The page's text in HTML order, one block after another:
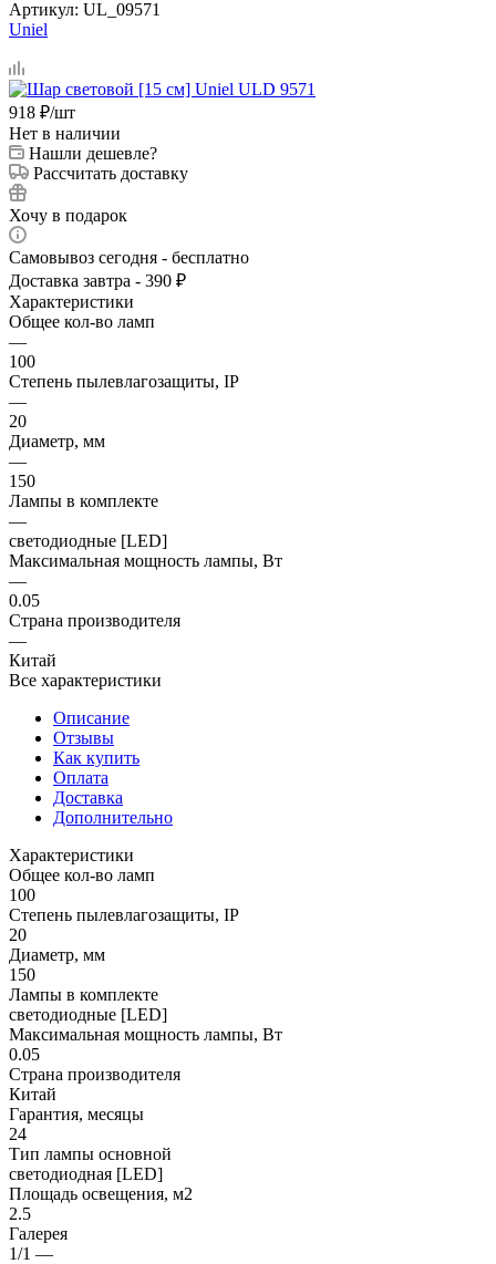
Артикул: UL_09571
Uniel
918 ₽/шт
Нет в наличии
Нашли дешевле?
Рассчитать доставку
Хочу в подарок
Самовывоз сегодня - бесплатно
Доставка завтра - 390 ₽
Характеристики
Общее кол-во ламп
—
100
Степень пылевлагозащиты, IP
—
20
Диаметр, мм
—
150
Лампы в комплекте
—
светодиодные [LED]
Максимальная мощность лампы, Вт
—
0.05
Страна производителя
—
Китай
Все характеристики
Описание
Отзывы
Как купить
Оплата
Доставка
Дополнительно
Характеристики
Общее кол-во ламп
100
Степень пылевлагозащиты, IP
20
Диаметр, мм
150
Лампы в комплекте
светодиодные [LED]
Максимальная мощность лампы, Вт
0.05
Страна производителя
Китай
Гарантия, месяцы
24
Тип лампы основной
светодиодная [LED]
Площадь освещения, м2
2.5
Галерея
1/1 —